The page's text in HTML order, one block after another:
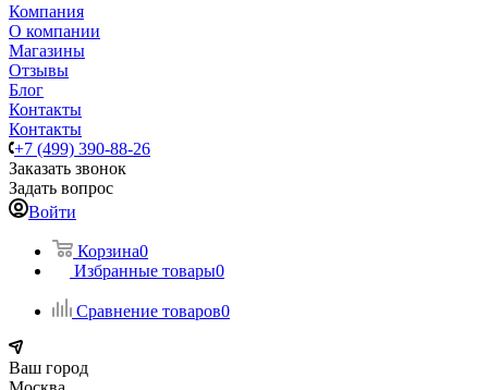
Компания
О компании
Магазины
Отзывы
Блог
Контакты
Контакты
+7 (499) 390-88-26
Заказать звонок
Задать вопрос
Войти
Корзина0
Избранные товары0
Сравнение товаров0
Ваш город